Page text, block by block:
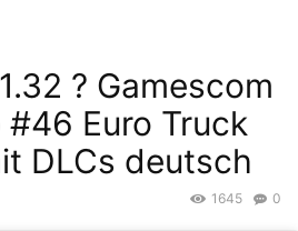
? Gamescom
#46 Euro Truck
DLCs deutsch
0
1645